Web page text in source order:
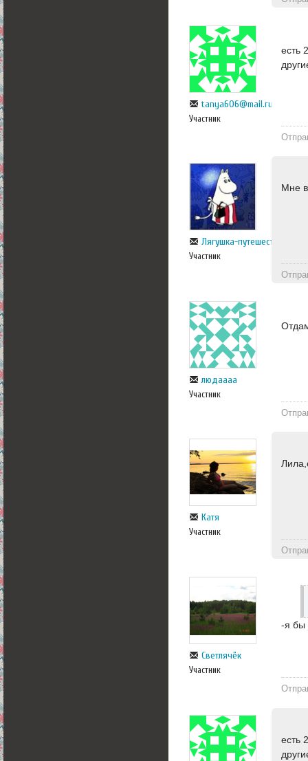
tanya606@mail.ru
Участник
есть
Лягушка-путешественница
Участник
Мне
людаааа
Участник
Катя
Участник
Светлячёк
Участник
-я бы
есть